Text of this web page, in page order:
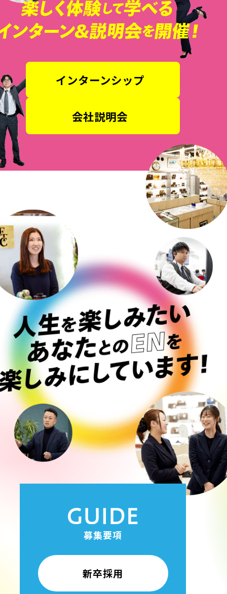
インターンシップ
会社説明会
募集要項
新卒採用